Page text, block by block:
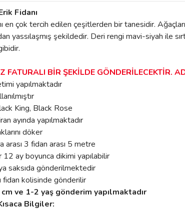
Fidanı
en çok tercih edilen çeşitlerden bir tanesidir.
yassılaşmış şekildedir. Deri rengi mavi-siyah ile sırt
FATURALI BİR ŞEKİLDE GÖNDERİLECEKTİR.
yapılmaktadır
King, Black Rose
ayında yapılmaktadır
döker
arası 3 fidan arası 5 metre
ay boyunca dikimi yapılabilir
saksıda gönderilmektedir
fidan kolisinde gönderilir
ve 1-2 yaş gönderim yapılmaktadır
Bilgiler: